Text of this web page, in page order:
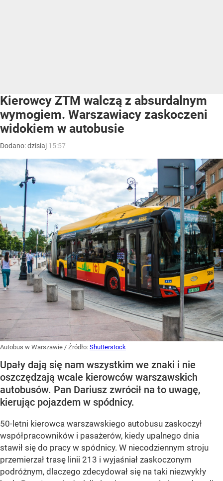
Kierowcy ZTM walczą z absurdalnym
wymogiem. Warszawiacy zaskoczeni
widokiem w autobusie
Dodano:dzisiaj 15:57
Autobus w Warszawie / Źródło: Shutterstock
Upały dają się nam wszystkim we znaki i nie
oszczędzają wcale kierowców warszawskich
autobusów. Pan Dariusz zwrócił na to uwagę,
kierując pojazdem w spódnicy.
50-letni kierowca warszawskiego autobusu zaskoczył
współpracowników i pasażerów, kiedy upalnego dnia
stawił się do pracy w spódnicy. W niecodziennym stroju
przemierzał trasę linii 213 i wyjaśniał zaskoczonym
podróżnym, dlaczego zdecydował się na taki niezwykły